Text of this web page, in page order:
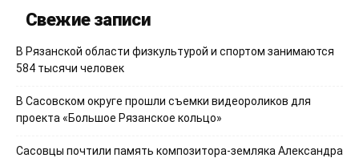
Свежие записи
В Рязанской области физкультурой и спортом занимаются
584 тысячи человек
В Сасовском округе прошли съемки видеороликов для
проекта «Большое Рязанское кольцо»
Сасовцы почтили память композитора-земляка Александра